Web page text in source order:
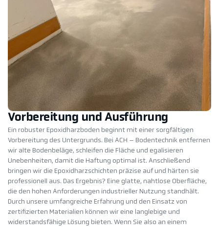
Vorbereitung und Ausführung
Ein robuster Epoxidharzboden beginnt mit einer sorgfältigen
Vorbereitung des Untergrunds. Bei ACH – Bodentechnik entfernen
wir alte Bodenbeläge, schleifen die Fläche und egalisieren
Unebenheiten, damit die Haftung optimal ist. Anschließend
bringen wir die Epoxidharzschichten präzise auf und härten sie
professionell aus. Das Ergebnis? Eine glatte, nahtlose Oberfläche,
die den hohen Anforderungen industrieller Nutzung standhält.
Durch unsere umfangreiche Erfahrung und den Einsatz von
zertifizierten Materialien können wir eine langlebige und
widerstandsfähige Lösung bieten. Wenn Sie also an einem